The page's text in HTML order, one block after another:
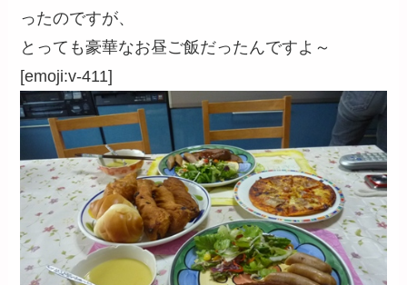
ったのですが、
とっても豪華なお昼ご飯だったんですよ～
[emoji:v-411]